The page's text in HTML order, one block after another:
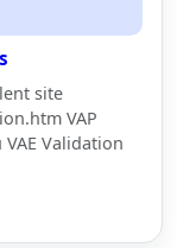
site
VAP
Validation